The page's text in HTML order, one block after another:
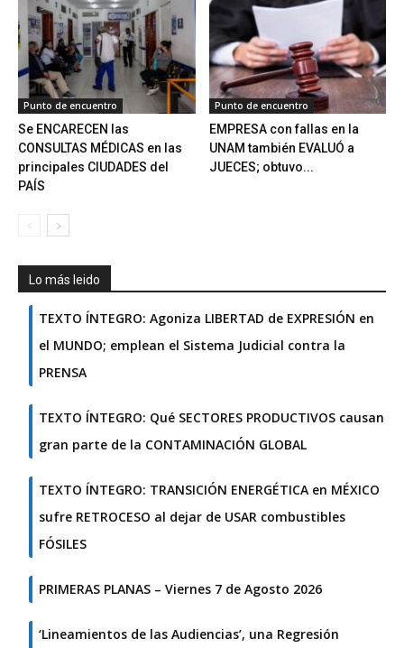
Punto de encuentro
Se ENCARECEN las
CONSULTAS MÉDICAS en las
principales CIUDADES del
PAÍS
Punto de encuentro
EMPRESA con fallas en la
UNAM también EVALUÓ a
JUECES; obtuvo...
Lo más leido
TEXTO ÍNTEGRO: Agoniza LIBERTAD de EXPRESIÓN en
el MUNDO; emplean el Sistema Judicial contra la
PRENSA
TEXTO ÍNTEGRO: Qué SECTORES PRODUCTIVOS causan
gran parte de la CONTAMINACIÓN GLOBAL
TEXTO ÍNTEGRO: TRANSICIÓN ENERGÉTICA en MÉXICO
sufre RETROCESO al dejar de USAR combustibles
FÓSILES
PRIMERAS PLANAS – Viernes 7 de Agosto 2026
‘Lineamientos de las Audiencias’, una Regresión